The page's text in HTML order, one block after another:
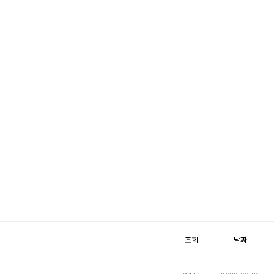
조회 날짜